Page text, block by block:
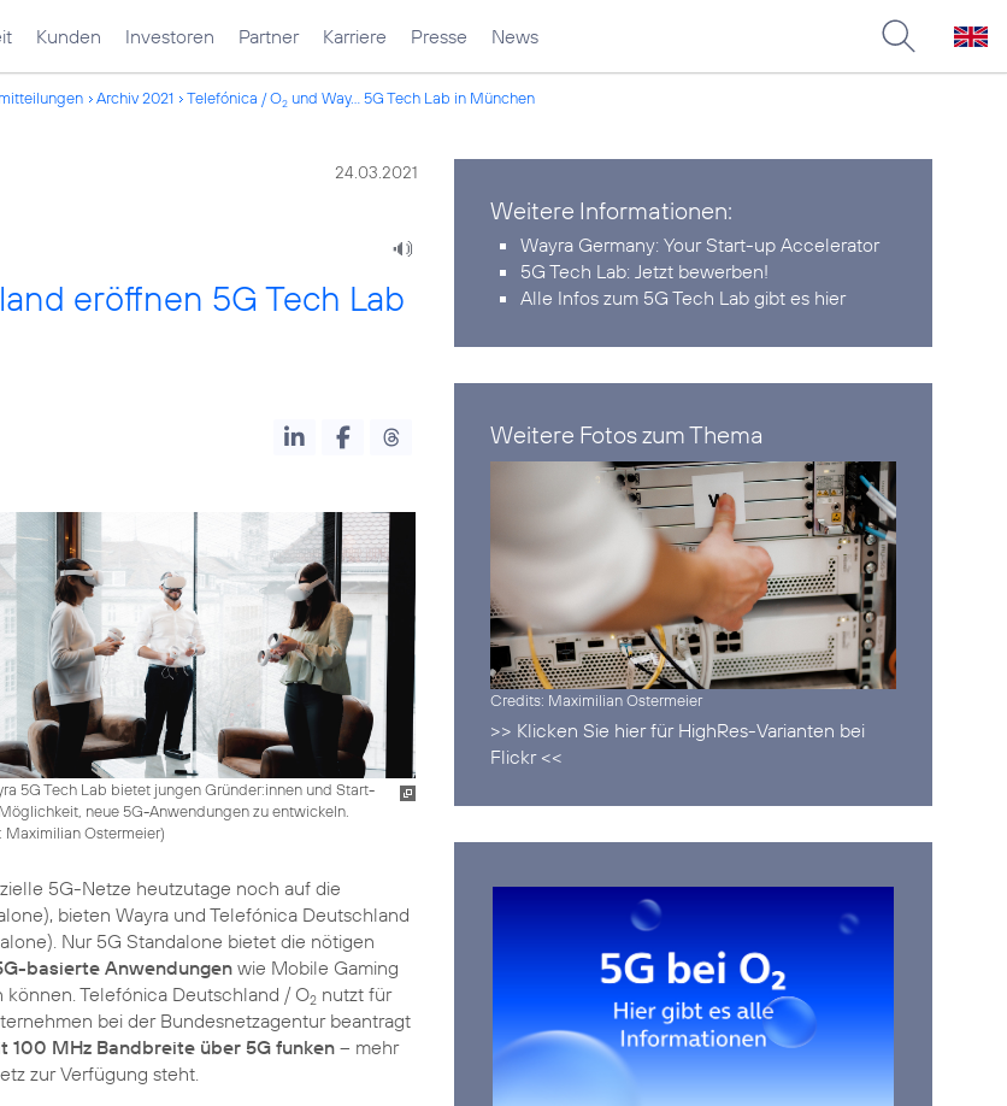
Kunden Investoren Partner Karriere Presse News
Archiv 2021 Telefónica / O2 und Way... 5G Tech Lab in München
24.03.2021
eröffnen 5G Tech Lab
5G Tech Lab bietet jungen Gründer:innen und Start-
neue 5G-Anwendungen zu entwickeln.
Maximilian Ostermeier)
5G-Netze heutzutage noch auf die
bieten Wayra und Telefónica Deutschland
Nur 5G Standalone bietet die nötigen
basierte Anwendungen wie Mobile Gaming
Telefónica Deutschland / O2 nutzt für
bei der Bundesnetzagentur beantragt
100 MHz Bandbreite über 5G funken – mehr
zur Verfügung steht.
Weitere Informationen:
Wayra Germany:Your Start-up Accelerator
5G Tech Lab:Jetzt bewerben!
Alle Infos zum 5G Tech Labgibt es hier
Weitere Fotos zum Thema
Credits: Maximilian Ostermeier
>> Klicken Sie hier für HighRes-Varianten bei
Flickr <<